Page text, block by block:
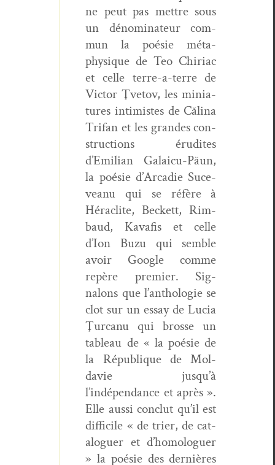
ne peut pas met­tre sous
un dénom­i­na­teur com­
mun la poésie méta­
physique de Teo Chiri­ac
et celle terre-a-terre de
Vic­tor Ţve­tov, les minia­
tures intimistes de Căli­na
Tri­fan et les grandes con­
struc­tions éru­dites
d’Emilian Galaicu-Păun,
la poésie d’Arcadie Suce­
veanu qui se réfère à
Hér­a­clite, Beck­ett, Rim­
baud, Kavafis et celle
d’Ion Buzu qui sem­ble
avoir Google comme
repère pre­mier. Sig­
nalons que l’anthologie se
clot sur un essay de Lucia
Ţur­canu qui brosse un
tableau de « la poésie de
la République de Mol­
davie jusqu’à
l’indépendance et après ».
Elle aus­si con­clut qu’il est
dif­fi­cile « de tri­er, de cat­
a­loguer et d’homologuer
» la poésie des dernières